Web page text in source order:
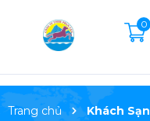
0
Trang chủ Khách Sạn